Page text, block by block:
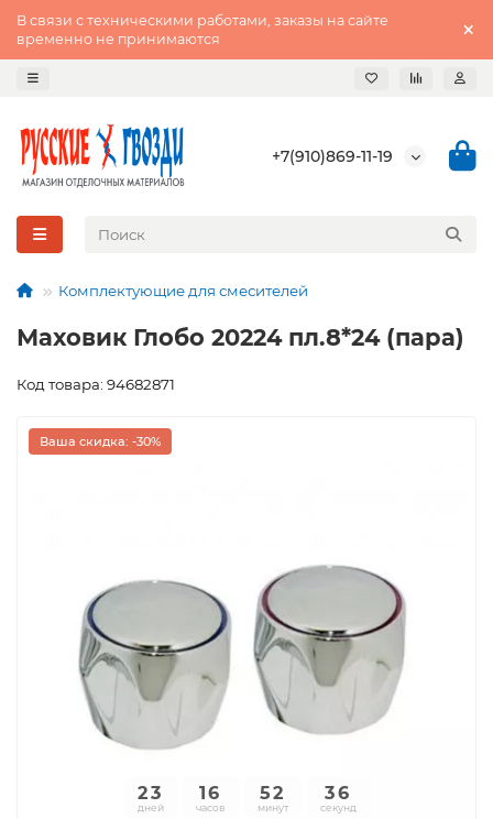
В связи с техническими работами, заказы на сайте
временно не принимаются
+7(910)869-11-19
Комплектующие для смесителей
Маховик Глобо 20224 пл.8*24 (пара)
Код товара: 94682871
Ваша скидка: -30%
23
дней
16
часов
52
минут
36
секунд